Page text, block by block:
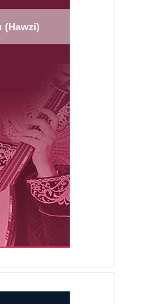
(Hawzi)